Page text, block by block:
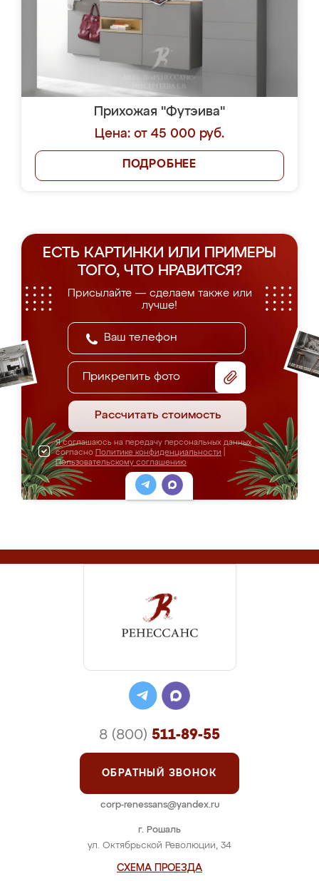
Прихожая "Футэива"
Цена: от 45 000 руб.
ПОДРОБНЕЕ
ЕСТЬ КАРТИНКИ ИЛИ ПРИМЕРЫ
ТОГО, ЧТО НРАВИТСЯ?
Присылайте — сделаем также или
лучше!
Прикрепить фото
Рассчитать стоимость
Я соглашаюсь на передачу персональных данных
согласно Политике конфиденциальности
Пользовательскому соглашению
г. Рошаль
ул. Октябрьской Революции, 34
СХЕМА ПРОЕЗДА
8 (800) 511-89-55
ОБРАТНЫЙ ЗВОНОК
corp-renessans@yandex.ru